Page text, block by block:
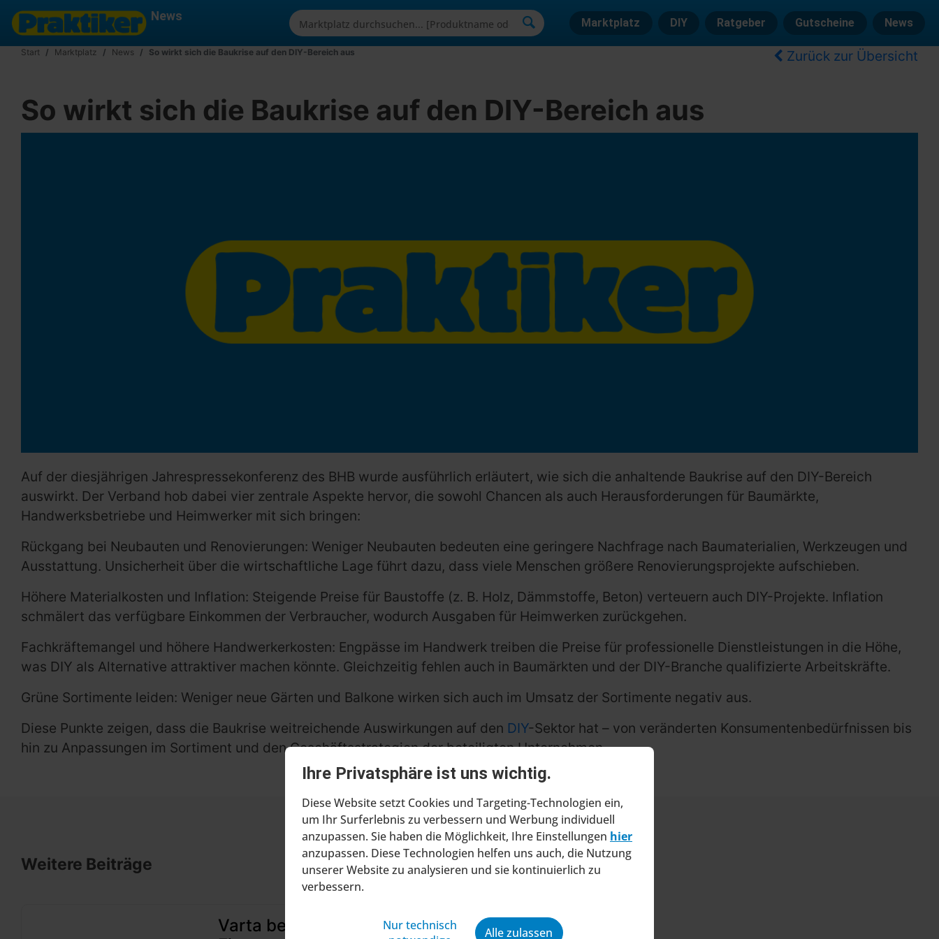
Ihre Privatsphäre ist uns wichtig.
Diese Website setzt Cookies und Targeting-Technologien ein,
um Ihr Surferlebnis zu verbessern und Werbung individuell
anzupassen. Sie haben die Möglichkeit, Ihre Einstellungen hier
anzupassen. Diese Technologien helfen uns auch, die Nutzung
unserer Website zu analysieren und sie kontinuierlich zu
verbessern.
Nur technisch
Alle zulassen
News Marktplatz DIY Ratgeber Gutscheine News
Start Marktplatz News So wirkt sich die Baukrise auf den DIY-Bereich aus Zurück zur Übersicht
So wirkt sich die Baukrise auf den DIY-Bereich aus
Auf der diesjährigen Jahrespressekonferenz des BHB wurde ausführlich erläutert, wie sich die anhaltende Baukrise auf den DIY-Bereich
auswirkt. Der Verband hob dabei vier zentrale Aspekte hervor, die sowohl Chancen als auch Herausforderungen für Baumärkte,
Handwerksbetriebe und Heimwerker mit sich bringen:
Rückgang bei Neubauten und Renovierungen: Weniger Neubauten bedeuten eine geringere Nachfrage nach Baumaterialien, Werkzeugen und
Ausstattung. Unsicherheit über die wirtschaftliche Lage führt dazu, dass viele Menschen größere Renovierungsprojekte aufschieben.
Höhere Materialkosten und Inflation: Steigende Preise für Baustoffe (z. B. Holz, Dämmstoffe, Beton) verteuern auch DIY-Projekte. Inflation
schmälert das verfügbare Einkommen der Verbraucher, wodurch Ausgaben für Heimwerken zurückgehen.
Fachkräftemangel und höhere Handwerkerkosten: Engpässe im Handwerk treiben die Preise für professionelle Dienstleistungen in die Höhe,
was DIY als Alternative attraktiver machen könnte. Gleichzeitig fehlen auch in Baumärkten und der DIY-Branche qualifizierte Arbeitskräfte.
Grüne Sortimente leiden: Weniger neue Gärten und Balkone wirken sich auch im Umsatz der Sortimente negativ aus.
Diese Punkte zeigen, dass die Baukrise weitreichende Auswirkungen auf den DIY-Sektor hat – von veränderten Konsumentenbedürfnissen bis
hin zu Anpassungen im Sortiment und den Geschäftsstrategien der beteiligten Unternehmen.
Weitere Beiträge
Varta beantragt Insolvenzverfahren in